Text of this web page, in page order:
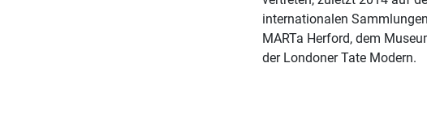
internationalen
MARTa Herford, dem
der Londoner Tate Modern.